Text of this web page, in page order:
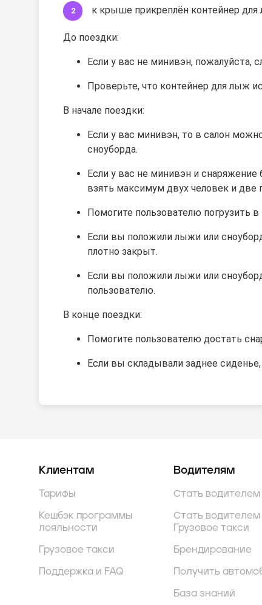
к крыше прикреплён контейнер для
До поездки:
Если у вас не минивэн, пожалуйста,
Проверьте, что контейнер для лыж
В начале поездки:
Если у вас минивэн, то в салон
сноуборда.
Если у вас не минивэн и
взять максимум двух человек и
Помогите пользователю погрузить
Если вы положили лыжи или
плотно закрыт.
Если вы положили лыжи или
пользователю.
В конце поездки:
Помогите пользователю достать
Если вы складывали заднее
Клиентам
Тарифы
Кешбэк программы
лояльности
Грузовое такси
Поддержка и FAQ
Водителям
Стать водителем
Стать водителем
Грузовое такси
Брендирование
Получить
База знаний